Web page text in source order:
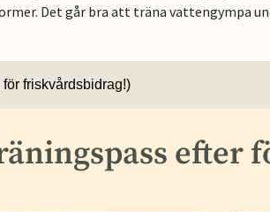
Det går bra att träna vattengympa
friskvårdsbidrag!)
efter